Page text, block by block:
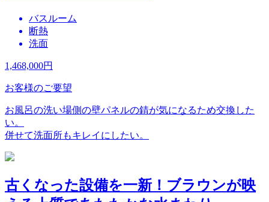
バスルーム
断熱
洗面
1,468,000円
お客様のご要望
お風呂の洗い場側の壁パネルの錆が気になるため交換した
い。
併せて洗面所もキレイにしたい。
古くなった設備を一新！ブラウンが映